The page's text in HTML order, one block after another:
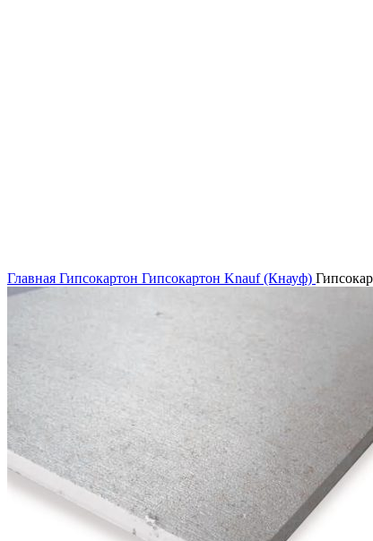
Главная Гипсокартон Гипсокартон Knauf (Кнауф)